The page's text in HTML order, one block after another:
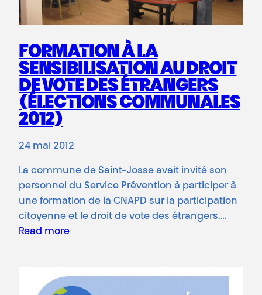
FORMATION À LA
SENSIBILISATION AU DROIT
DE VOTE DES ÉTRANGERS
(ÉLECTIONS COMMUNALES
2012)
24 mai 2012
La commune de Saint-Josse avait invité son
personnel du Service Prévention à participer à
une formation de la CNAPD sur la participation
citoyenne et le droit de vote des étrangers.…
Read more